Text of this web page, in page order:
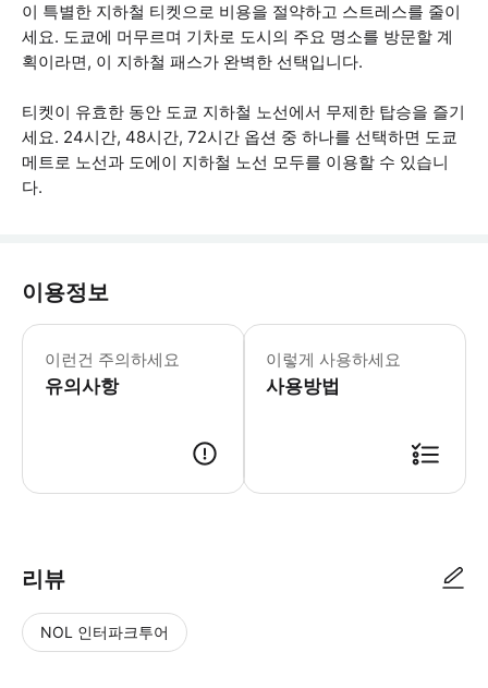
이 특별한 지하철 티켓으로 비용을 절약하고 스트레스를 줄이
세요. 도쿄에 머무르며 기차로 도시의 주요 명소를 방문할 계
획이라면, 이 지하철 패스가 완벽한 선택입니다.
티켓이 유효한 동안 도쿄 지하철 노선에서 무제한 탑승을 즐기
세요. 24시간, 48시간, 72시간 옵션 중 하나를 선택하면 도쿄
메트로 노선과 도에이 지하철 노선 모두를 이용할 수 있습니
다.
이용정보
이런건 주의하세요
유의사항
- 이 항공권은 일본 여권 소지자가 아
이렇게 사용하세요
사용방법
리뷰
NOL 인터파크투어